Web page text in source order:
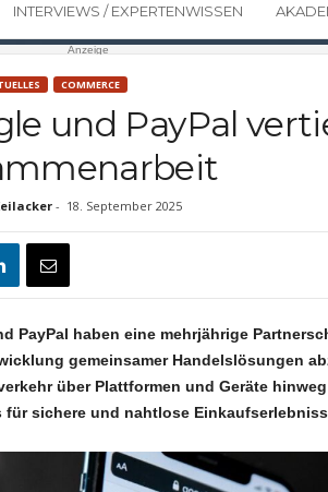
INTERVIEWS / EXPERTENWISSEN
Anzeige
COMMERCE
und PayPal
- 18. September 2025
PayPal haben eine mehrjährige
gemeinsamer Handelslösungen
über Plattformen und Geräte
für sichere und nahtlose